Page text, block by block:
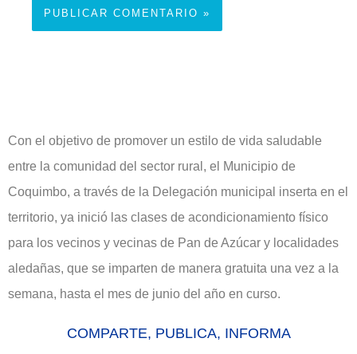
Con el objetivo de promover un estilo de vida saludable
entre la comunidad del sector rural, el Municipio de
Coquimbo, a través de la Delegación municipal inserta en el
territorio, ya inició las clases de acondicionamiento físico
para los vecinos y vecinas de Pan de Azúcar y localidades
aledañas, que se imparten de manera gratuita una vez a la
semana, hasta el mes de junio del año en curso.
COMPARTE, PUBLICA, INFORMA